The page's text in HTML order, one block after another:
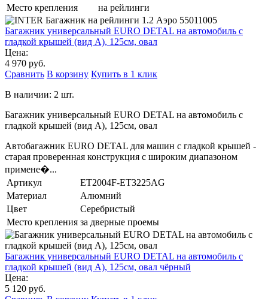
Место крепления
на рейлинги
Багажник универсальный EURO DETAL на автомобиль с
гладкой крышей (вид А), 125см, овал
Цена:
4 970 руб.
Сравнить В корзину Купить в 1 клик
В наличии: 2 шт.
Багажник универсальный EURO DETAL на автомобиль с
гладкой крышей (вид А), 125см, овал
Автобагажник EURO DETAL для машин с гладкой крышей -
старая проверенная конструкция с широким диапазоном
примене�...
Артикул
ET2004F-ET3225AG
Материал
Алюмний
Цвет
Серебристый
Место крепления за дверные проемы
Багажник универсальный EURO DETAL на автомобиль с
гладкой крышей (вид А), 125см, овал чёрный
Цена:
5 120 руб.